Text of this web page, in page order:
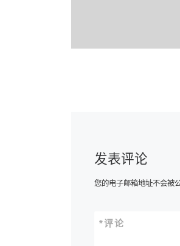
发表评论
您的电子邮箱地址不会被公
评论
*